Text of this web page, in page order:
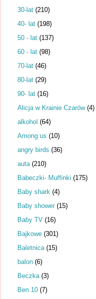
30-lat (210)
40- lat (198)
50 - lat (137)
60 - lat (98)
70-lat (46)
80-lat (29)
90- lat (16)
Alicja w Krainie Czarów (4)
alkohol (64)
Among us (10)
angry birds (36)
auta (210)
Babeczki- Muffinki (175)
Baby shark (4)
Baby shower (15)
Baby TV (16)
Bajkowe (301)
Baletnica (15)
balon (6)
Beczka (3)
Ben 10 (7)